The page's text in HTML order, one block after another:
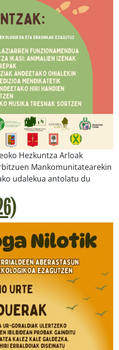
Hezkuntza Arloak
Mankomunitatearekin
udalekua antolatu du